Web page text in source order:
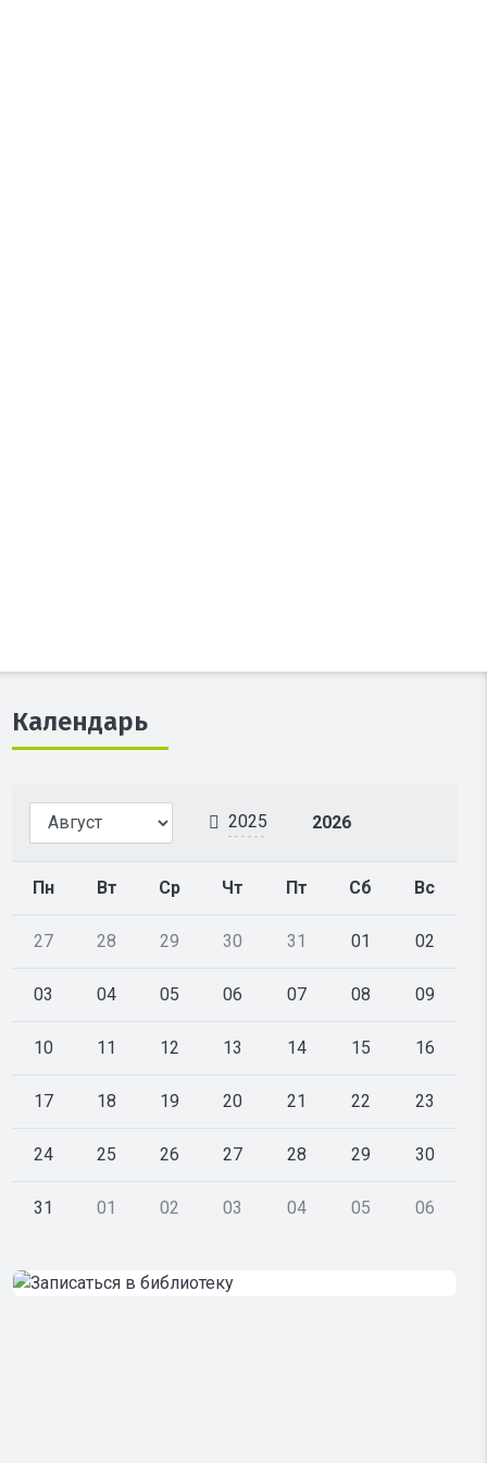
Календарь
2025 2026
Пн Вт Ср Чт Пт Сб Вс
27 28 29 30 31 01 02
03 04 05 06 07 08 09
10 11 12 13 14 15 16
17 18 19 20 21 22 23
24 25 26 27 28 29 30
31 01 02 03 04 05 06